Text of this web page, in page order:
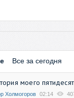
Все за сегодня
моего
Холмогоров 02:14